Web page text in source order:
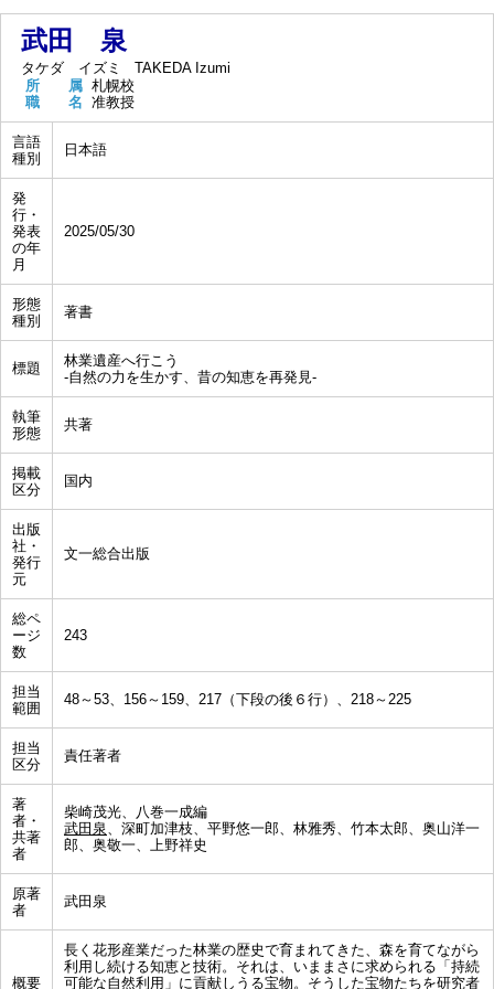
武田 泉
タケダ イズミ
TAKEDA Izumi
所 属 札幌校
職 名 准教授
言語
種別
日本語
発
行・
発表
の年
月
2025/05/30
形態
種別
著書
標題
林業遺産へ行こう
-自然の力を生かす、昔の知恵を再発見-
執筆
形態
共著
掲載
区分
国内
出版
社・
発行
元
文一総合出版
総ペ
ージ
数
243
担当
範囲
48～53、156～159、217（下段の後６行）、218～225
担当
区分
責任著者
著
者・
共著
者
柴崎茂光、八巻一成編
武田泉、深町加津枝、平野悠一郎、林雅秀、竹本太郎、奥山洋一
郎、奥敬一、上野祥史
原著
者
武田泉
概要
長く花形産業だった林業の歴史で育まれてきた、森を育てながら
利用し続ける知恵と技術。それは、いままさに求められる「持続
可能な自然利用」に貢献しうる宝物。そうした宝物たちを研究者